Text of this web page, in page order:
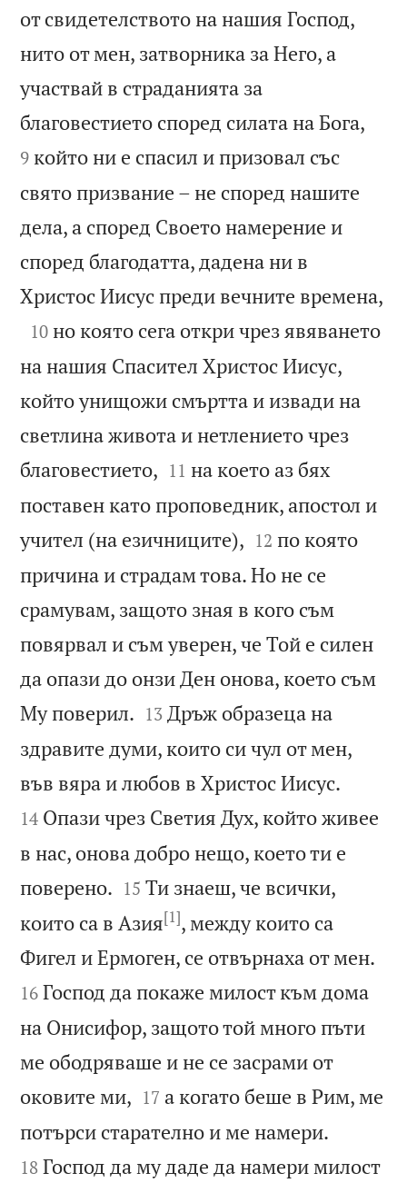
от свидетелството на нашия Господ,
нито от мен, затворника за Него, а
участвай в страданията за
благовестието според силата на Бога,
9 който ни е спасил и призовал със
свято призвание – не според нашите
дела, а според Своето намерение и
според благодатта, дадена ни в
Христос Иисус преди вечните времена,

10 но която сега откри чрез явяването
на нашия Спасител Христос Иисус,
който унищожи смъртта и извади на
светлина живота и нетлението чрез
благовестието, 

11 на което аз бях
поставен като проповедник, апостол и
учител (на езичниците), 

12 по която
причина и страдам това. Но не се
срамувам, защото зная в кого съм
повярвал и съм уверен, че Той е силен
да опази до онзи Ден онова, което съм
Му поверил. 

13 Дръж образеца на
здравите думи, които си чул от мен,
във вяра и любов в Христос Иисус.
14 Опази чрез Светия Дух, който живее
в нас, онова добро нещо, което ти е
поверено. 

15 Ти знаеш, че всички,
които са в Азия[1], между които са
Фигел и Ермоген, се отвърнаха от мен.
16 Господ да покаже милост към дома
на Онисифор, защото той много пъти
ме ободряваше и не се засрами от
оковите ми, 

17 а когато беше в Рим, ме
потърси старателно и ме намери.
18 Господ да му даде да намери милост